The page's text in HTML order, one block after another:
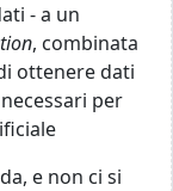
- a un
, combinata
ottenere dati
per
e non ci si